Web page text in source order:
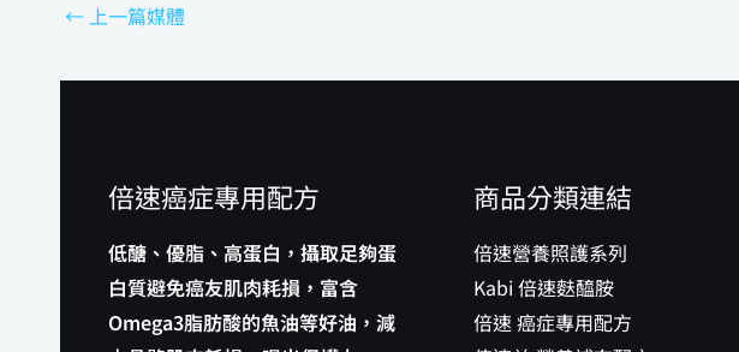
←上一篇媒體
倍速癌症專用配方
低醣、優脂、高蛋白，攝取足夠蛋
白質避免癌友肌肉耗損，富含
Omega3脂肪酸的魚油等好油，減
商品分類連結
倍速營養照護系列
Kabi 倍速麩醯胺
倍速 癌症專用配方